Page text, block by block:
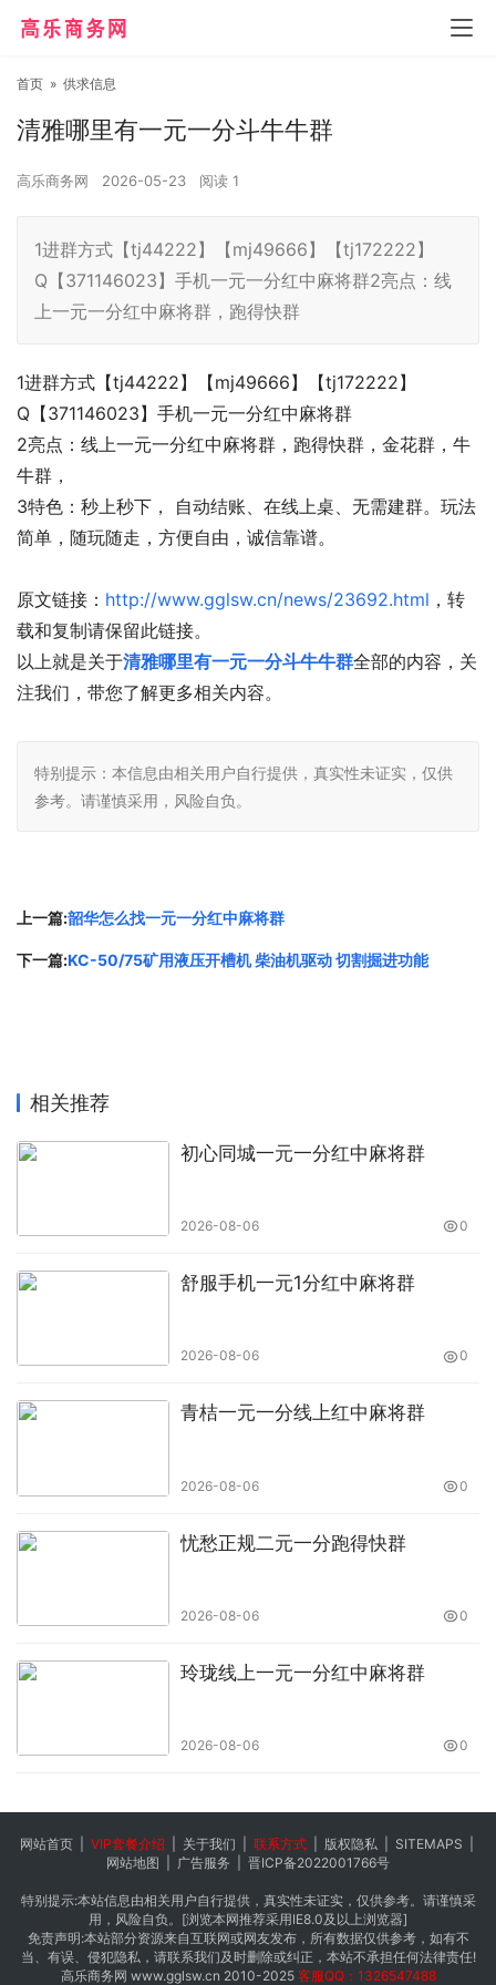
首页 » 供求信息
清雅哪里有一元一分斗牛牛群
高乐商务网 2026-05-23 阅读 1
1进群方式【tj44222】【mj49666】【tj172222】
Q【371146023】手机一元一分红中麻将群2亮点：线
上一元一分红中麻将群，跑得快群
1进群方式【tj44222】【mj49666】【tj172222】
Q【371146023】手机一元一分红中麻将群
2亮点：线上一元一分红中麻将群，跑得快群，金花群，牛
牛群，
3特色：秒上秒下， 自动结账、在线上桌、无需建群。玩法
简单，随玩随走，方便自由，诚信靠谱。
原文链接： http://www.gglsw.cn/news/23692.html ，转
载和复制请保留此链接。
以上就是关于清雅哪里有一元一分斗牛牛群全部的内容，关
注我们，带您了解更多相关内容。
特别提示：本信息由相关用户自行提供，真实性未证实，仅供
参考。请谨慎采用，风险自负。
上一篇:韶华怎么找一元一分红中麻将群
下一篇:KC-50/75矿用液压开槽机 柴油机驱动 切割掘进功能
相关推荐
初心同城一元一分红中麻将群
2026-08-06 0
舒服手机一元1分红中麻将群
2026-08-06 0
青桔一元一分线上红中麻将群
2026-08-06 0
忧愁正规二元一分跑得快群
2026-08-06 0
玲珑线上一元一分红中麻将群
2026-08-06 0
网站首页| VIP套餐介绍 关于我们 联系方式| 版权隐私| SITEMAPS
网站地图
广告服务 晋ICP备2022001766号
特别提示:本站信息由相关用户自行提供，真实性未证实，仅供参考。请谨慎采
用，风险自负。[浏览本网推荐采用IE8.0及以上浏览器]
免责声明:本站部分资源来自互联网或网友发布，所有数据仅供参考，如有不
当、有误、侵犯隐私，请联系我们及时删除或纠正，本站不承担任何法律责任!
高乐商务网 www.gglsw.cn 2010-2025客服QQ：1326547488